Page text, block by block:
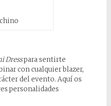
Dresspara sentirte
con cualquier blazer,
del evento. Aquí os
personalidades